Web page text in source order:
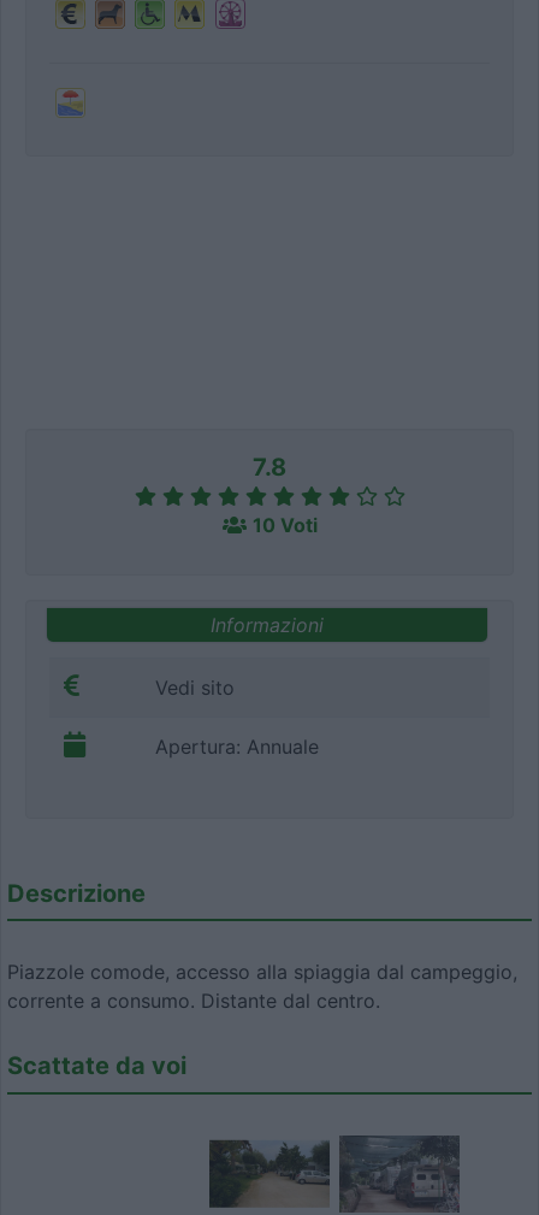
7.8
10 Voti
Informazioni
Vedi sito
Apertura: Annuale
Descrizione
Piazzole comode, accesso alla spiaggia dal campeggio,
corrente a consumo. Distante dal centro.
Scattate da voi